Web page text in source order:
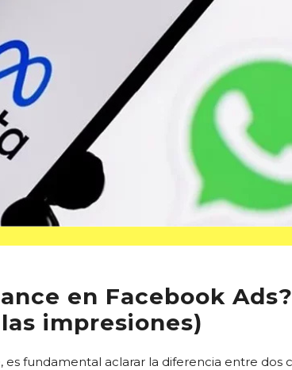
en Facebook
impresiones)
es fundamental aclarar la diferencia entre dos